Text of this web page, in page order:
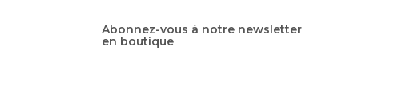
Abonnez-vous à notre newsletter
en boutique